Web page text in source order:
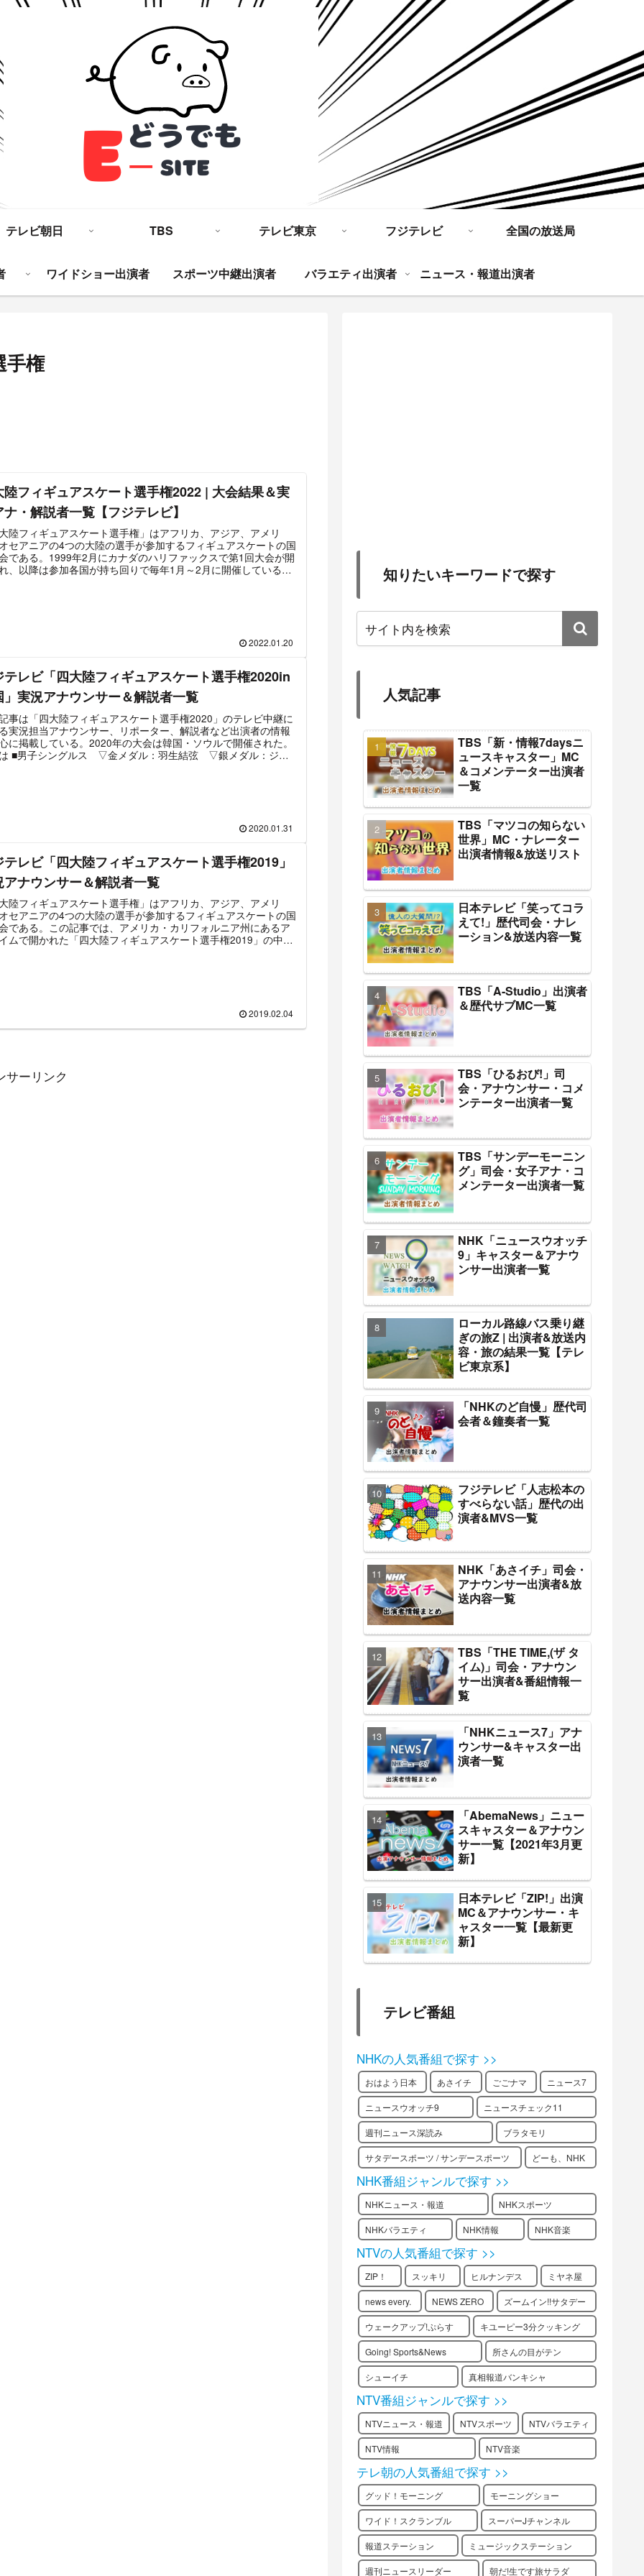
テレビ朝日 TBS テレビ東京 フジテレビ 全国の放送局
ワイドショー出演者 スポーツ中継出演者 バラエティ出演者 ニュース・報道出演者
手権
陸フィギュアスケート選手権2022 | 大会結果＆実
ナ・解説者一覧【フジテレビ】
陸フィギュアスケート選手権」はアフリカ、アジア、アメリ
セアニアの4つの大陸の選手が参加するフィギュアスケートの国
である。1999年2月にカナダのハリファックスで第1回大会が開
、以降は参加各国が持ち回りで毎年1月～2月に開催している。
では金・銀・銅メダルと表彰台を日本人選手が独占するほどの
全国の系列局にてネット放送を実施。実況やリポートはフジテ
スポーツ担当アナウンサーが、解説は元フィギュアスケート選
めている。最新の大会はエストニア・タリンで開催される「四
ィギュアスケート選手権2022」。昨年2021年のシドニー大会が
ロナウイルス感染の拡大に伴い中止されたため、実に2年ぶりの
なった。
2022.01.20
テレビ「四大陸フィギュアスケート選手権2020in
」実況アナウンサー＆解説者一覧
事は「四大陸フィギュアスケート選手権2020」のテレビ中継に
実況担当アナウンサー、リポーター、解説者など出演者の情報
に掲載している。2020年の大会は韓国・ソウルで開催された。
■男子シングルス ▽金メダル：羽生結弦 ▽銀メダル：ジェ
ン・ベイツ ▽銀メダル：パイパー・ギレス＆ポール・ポワリ
※翌年2021年の「四大陸フィギュアスケート選手権」は新型コ
イルスの世界的な流行により中止されている
2020.01.31
テレビ「四大陸フィギュアスケート選手権2019」
アナウンサー＆解説者一覧
陸フィギュアスケート選手権」はアフリカ、アジア、アメリ
セアニアの4つの大陸の選手が参加するフィギュアスケートの国
である。この記事では、アメリカ・カリフォルニア州にあるア
ムで開かれた「四大陸フィギュアスケート選手権2019」の中継
2019.02.04
サーリンク
知りたいキーワードで探す
人気記事
TBS「新・情報7daysニ
ュースキャスター」MC
＆コメンテーター出演者
一覧
TBS「マツコの知らない
世界」MC・ナレーター
出演者情報&放送リスト
日本テレビ「笑ってコラ
えて!」歴代司会・ナレ
ーション&放送内容一覧
TBS「A-Studio」出演者
＆歴代サブMC一覧
TBS「ひるおび!」司
会・アナウンサー・コメ
ンテーター出演者一覧
TBS「サンデーモーニン
グ」司会・女子アナ・コ
メンテーター出演者一覧
NHK「ニュースウオッチ
9」キャスター＆アナウ
ンサー出演者一覧
ローカル路線バス乗り継
ぎの旅Z | 出演者&放送内
容・旅の結果一覧【テレ
ビ東京系】
「NHKのど自慢」歴代司
会者＆鐘奏者一覧
フジテレビ「人志松本の
すべらない話」歴代の出
演者&MVS一覧
NHK「あさイチ」司会・
アナウンサー出演者&放
送内容一覧
TBS「THE TIME,(ザ タ
イム)」司会・アナウン
サー出演者&番組情報一
覧
「NHKニュース7」アナ
ウンサー&キャスター出
演者一覧
「AbemaNews」ニュー
スキャスター＆アナウン
サー一覧【2021年3月更
新】
日本テレビ「ZIP!」出演
MC＆アナウンサー・キ
ャスター一覧【最新更
新】
テレビ番組
NHKの人気番組で探す >>
おはよう日本 あさイチ ごごナマ ニュース7
ニュースウオッチ9 ニュースチェック11
週刊ニュース深読み ブラタモリ
サタデースポーツ / サンデースポーツ どーも、NHK
NHK番組ジャンルで探す >>
NHKニュース・報道 NHKスポーツ
NHKバラエティ NHK情報 NHK音楽
NTVの人気番組で探す >>
ZIP！ スッキリ ヒルナンデス ミヤネ屋
news every. NEWS ZERO ズームイン!!サタデー
ウェークアップ!ぷらす キユーピー3分クッキング
Going! Sports&News 所さんの目がテン
シューイチ 真相報道バンキシャ
NTV番組ジャンルで探す >>
NTVニュース・報道 NTVスポーツ NTVバラエティ
NTV情報 NTV音楽
テレ朝の人気番組で探す >>
グッド！モーニング モーニングショー
ワイド！スクランブル スーパーJチャンネル
報道ステーション ミュージックステーション
週刊ニュースリーダー 朝だ!生です旅サラダ